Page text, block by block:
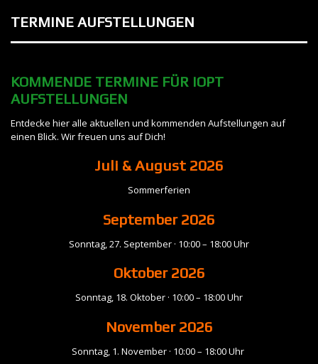
TERMINE AUFSTELLUNGEN
KOMMENDE TERMINE FÜR IOPT
AUFSTELLUNGEN
Entdecke hier alle aktuellen und kommenden Aufstellungen auf
einen Blick. Wir freuen uns auf Dich!
Juli & August 2026
Sommerferien
September2026
Sonntag, 27. September · 10:00 – 18:00 Uhr
Oktober 2026
Sonntag, 18. Oktober · 10:00 – 18:00 Uhr
November2026
Sonntag, 1. November · 10:00 – 18:00 Uhr